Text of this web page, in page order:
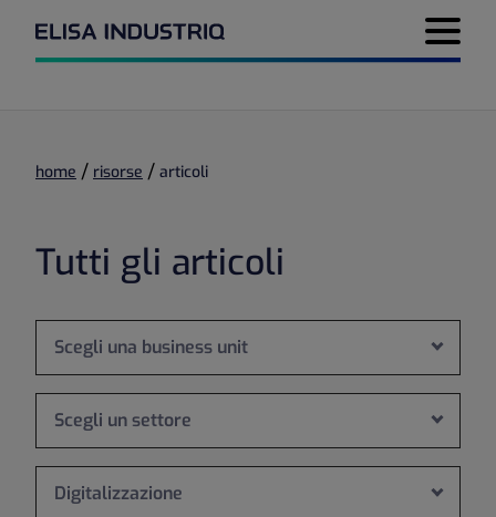
Menu di
home / risorse / articoli
Tutti gli articoli
Scegli una business unit
Scegli un settore
Digitalizzazione